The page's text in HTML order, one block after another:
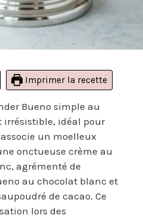
Imprimer la recette
Bueno simple au
irrésistible, idéal pour
un moelleux
onctueuse crème au
agrémenté de
au chocolat blanc et
de cacao. Ce
lors des